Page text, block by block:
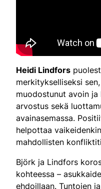
Heidi Lindfors
merkitykselliseksi
muodostunut avoin ja
arvostus sekä
avainasemassa.
helpottaa
mahdollisten
Björk ja Lindfors
kohteessa –
ehdoillaan. Tuntojen